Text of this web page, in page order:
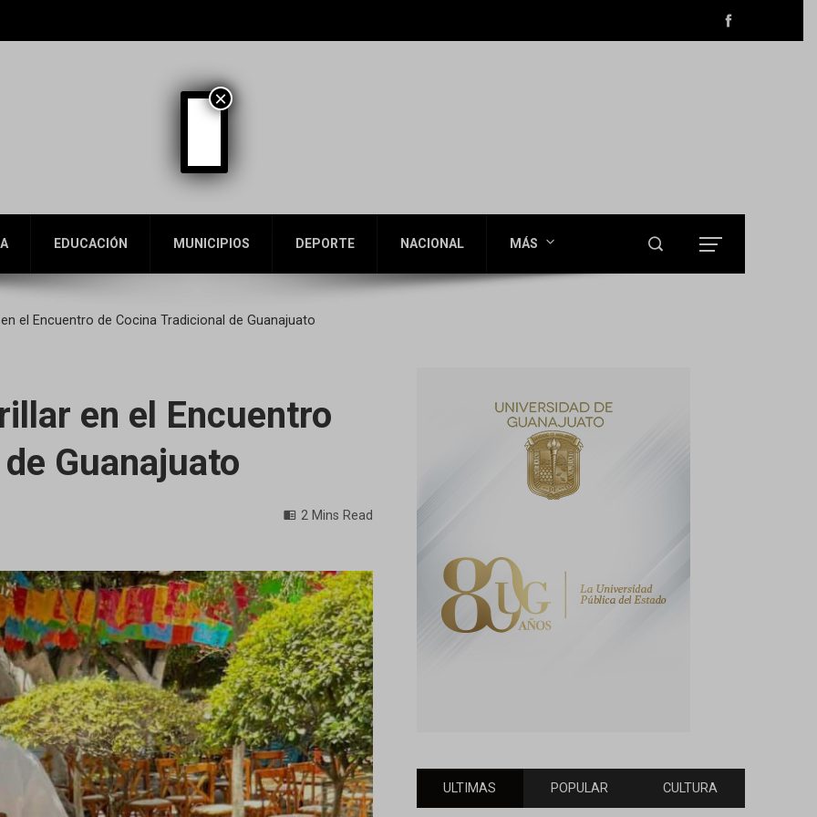
EDUCACIÓN MUNICIPIOS DEPORTE NACIONAL MÁS
el Encuentro de Cocina Tradicional de Guanajuato
en el Encuentro
Guanajuato
2 Mins Read
ULTIMAS POPULAR CULTURA
×